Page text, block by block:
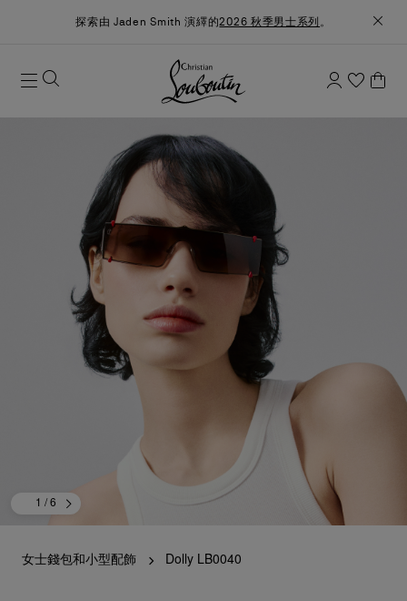
探索由 Jaden Smith 演繹的2026 秋季男士系列 。
1 / 6
女士錢包和小型配飾 Dolly LB0040